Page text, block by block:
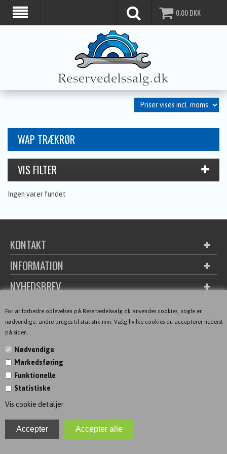
For at forbedre oplevelsen på Reservedelssalg.dk anvendes cookies, nogle er
nødvendige, andre bruges til statistik mm. Vælg hvilke cookies du accepterer nederst
på siden.
Nødvendige
Markedsføring
Funktionelle
Statistiske
Vis cookie detaljer
0,00DKK
WAP TRÆKRØR
Ingen varer fundet
KONTAKT
INFORMATION
NYHEDSBREV